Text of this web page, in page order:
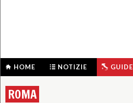
HOME NOTIZIE GUIDE
ROMA